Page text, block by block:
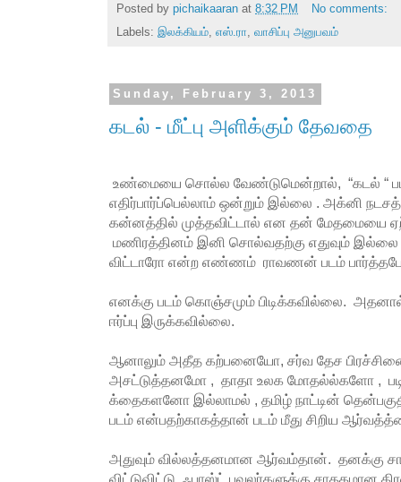
Posted by pichaikaaran at 8:32 PM
No comments:
Labels: இலக்கியம், எஸ்.ரா, வாசிப்பு அனுபவம்
Sunday, February 3, 2013
கடல் - மீட்பு அளிக்கும் தேவதை
உண்மையை சொல்ல வேண்டுமென்றால், “கடல் “
எதிர்பார்ப்பெல்லாம் ஒன்றும் இல்லை . அக்னி
கன்னத்தில் முத்தவிட்டால் என தன் மேதமையை
மணிரத்தினம் இனி சொல்வதற்கு எதுவும்
விட்டாரோ என்ற எண்ணம் ராவணன் படம்
எனக்கு படம் கொஞ்சமும் பிடிக்கவில்லை.
ஈர்ப்பு இருக்கவில்லை.
ஆனாலும் அதீத கற்பனையோ, சர்வ தேச
அசட்டுத்தனமோ , தாதா உலக மோதல்ல்களோ ,
க்தைகளனோ இல்லாமல் , தமிழ் நாட்டின்
படம் என்பதற்காகத்தான் படம் மீது சிறிய
அதுவும் வில்லத்தனமான ஆர்வம்தான். தனக்கு
விட்டுவிட்டு, ஃபாஸ்ட் பவுலர்களுக்கு சாதகமான